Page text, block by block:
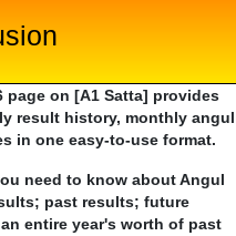
page on [A1 Satta] provides
result history, monthly angul
in one easy-to-use format.
need to know about Angul
past results; future
entire year's worth of past